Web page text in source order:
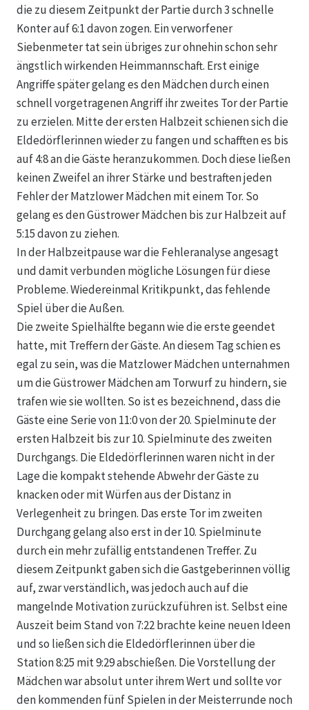
die zu diesem Zeitpunkt der Partie durch 3 schnelle
Konter auf 6:1 davon zogen. Ein verworfener
Siebenmeter tat sein übriges zur ohnehin schon sehr
ängstlich wirkenden Heimmannschaft. Erst einige
Angriffe später gelang es den Mädchen durch einen
schnell vorgetragenen Angriff ihr zweites Tor der Partie
zu erzielen. Mitte der ersten Halbzeit schienen sich die
Eldedörflerinnen wieder zu fangen und schafften es bis
auf 4:8 an die Gäste heranzukommen. Doch diese ließen
keinen Zweifel an ihrer Stärke und bestraften jeden
Fehler der Matzlower Mädchen mit einem Tor. So
gelang es den Güstrower Mädchen bis zur Halbzeit auf
5:15 davon zu ziehen.
In der Halbzeitpause war die Fehleranalyse angesagt
und damit verbunden mögliche Lösungen für diese
Probleme. Wiedereinmal Kritikpunkt, das fehlende
Spiel über die Außen.
Die zweite Spielhälfte begann wie die erste geendet
hatte, mit Treffern der Gäste. An diesem Tag schien es
egal zu sein, was die Matzlower Mädchen unternahmen
um die Güstrower Mädchen am Torwurf zu hindern, sie
trafen wie sie wollten. So ist es bezeichnend, dass die
Gäste eine Serie von 11:0 von der 20. Spielminute der
ersten Halbzeit bis zur 10. Spielminute des zweiten
Durchgangs. Die Eldedörflerinnen waren nicht in der
Lage die kompakt stehende Abwehr der Gäste zu
knacken oder mit Würfen aus der Distanz in
Verlegenheit zu bringen. Das erste Tor im zweiten
Durchgang gelang also erst in der 10. Spielminute
durch ein mehr zufällig entstandenen Treffer. Zu
diesem Zeitpunkt gaben sich die Gastgeberinnen völlig
auf, zwar verständlich, was jedoch auch auf die
mangelnde Motivation zurückzuführen ist. Selbst eine
Auszeit beim Stand von 7:22 brachte keine neuen Ideen
und so ließen sich die Eldedörflerinnen über die
Station 8:25 mit 9:29 abschießen. Die Vorstellung der
Mädchen war absolut unter ihrem Wert und sollte vor
den kommenden fünf Spielen in der Meisterrunde noch